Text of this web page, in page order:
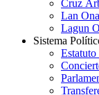
Cruz
Lan
Lagun
Sistema